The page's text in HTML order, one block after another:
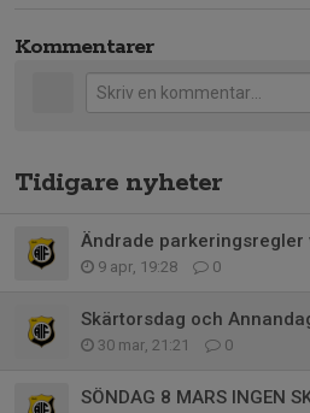
Kommentarer
Tidigare nyheter
Ändrade parkeringsregler
9 apr, 19:28 0
Skärtorsdag och
30 mar, 21:21 0
SÖNDAG 8 MARS INGEN